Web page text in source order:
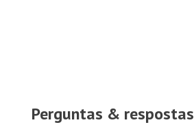
Perguntas & respostas